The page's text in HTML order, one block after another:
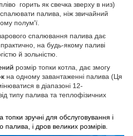
горить як свечка зверху в низ)
палива, ніж звичайний
полум'ї.
спалювання палива дає
на будь-якому паливі
й зольністю.
розмір топки котла, дає змогу
на одному завантаженні палива (Ця
в діапазоні 12-
типу палива та теплофізичних
топки зручні для обслуговування і
і дров великих розмірів.